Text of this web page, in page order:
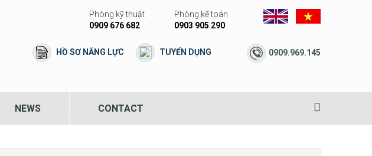
Phòng kỹ thuật
0909 676 682
Phòng kế toán
0903 905 290
0909.969.145
HỒ SƠ NĂNG LỰC TUYỂN DỤNG
NEWS CONTACT